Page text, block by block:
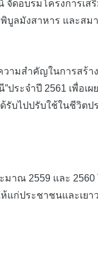
อบรมโครงการเ
บูลมังสาหาร และ
สำคัญในการสร้าง
ประจำปี 2561 เพื่
บไปปรับใช้ในชีวิ
ณ 2559 และ
แก่ประชาชนและเ